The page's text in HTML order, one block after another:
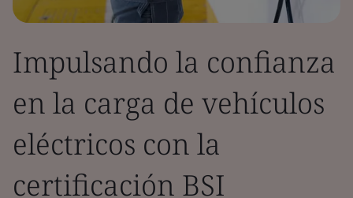
Impulsando la confianza
en la carga de vehículos
eléctricos con la
certificación BSI